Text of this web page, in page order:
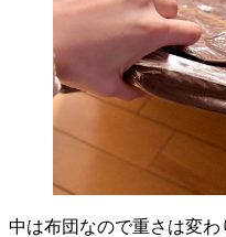
中は布団なので重さは変